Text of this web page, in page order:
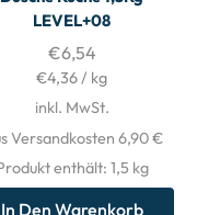
LEVEL+08
€6,54
€4,36/ kg
inkl. MwSt.
Versandkosten 6,90 €
enthält: 1,5 kg
In Den Warenkorb